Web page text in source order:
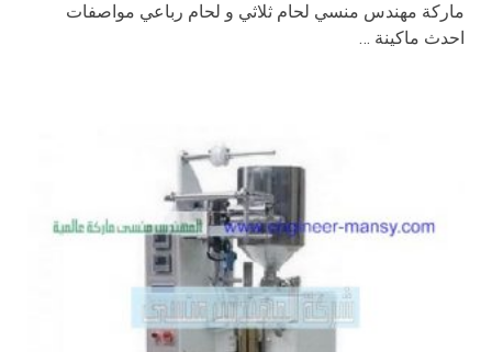
ماركة مهندس منسي لحام ثلاثي و لحام رباعي مواصفات
احدث ماكينة …